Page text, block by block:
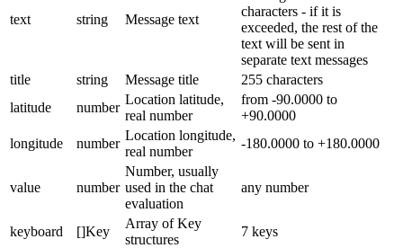
text string Message text
characters - if it is
exceeded, the rest of the
text will be sent in
separate text messages
title
string Message title
255 characters
latitude
number
Location latitude,
real number
from -90.0000 to
+90.0000
longitude
number
Location longitude,
real number
-180.0000 to +180.0000
value number
Number, usually
used in the chat
evaluation
any number
keyboard []Key
Array of Key
structures
7 keys